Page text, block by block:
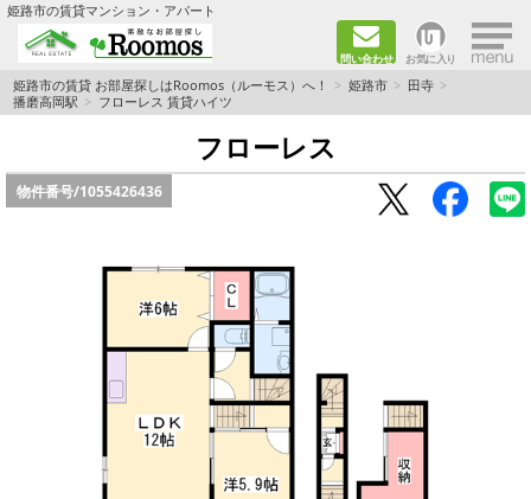
姫路市の賃貸マンション・アパート
問い合わせ お気に入り ×
TOPページ
ファミリー向けの部屋を探す
一人暮らし向けの部屋を探す
カップル向けの部屋を探す
敷金礼金0円の部屋を探す
都市ガス&オール電化の部屋を探す
ネット無料の部屋を探す
姫路市の賃貸 お部屋探しはRoomos（ルーモス）へ！ 姫路市
田寺
播磨高岡駅
フローレス 賃貸ハイツ
フローレス
物件番号/1055426436